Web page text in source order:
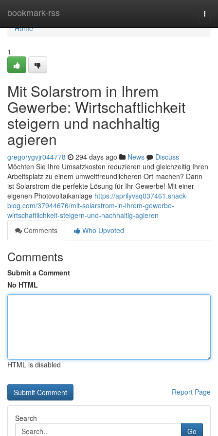
bookmark-rss
Home
Home
1
Mit Solarstrom in Ihrem
Gewerbe: Wirtschaftlichkeit
steigern und nachhaltig
agieren
gregorygvjr044778 294 days ago News
Discuss
Möchten Sie Ihre Umsatzkosten reduzieren und gleichzeitig Ihren
Arbeitsplatz zu einem umweltfreundlicheren Ort machen? Dann
ist Solarstrom die perfekte Lösung für Ihr Gewerbe! Mit einer
eigenen Photovoltaikanlage https://aprilyvsq037461.snack-
blog.com/37944676/mit-solarstrom-in-ihrem-gewerbe-
wirtschaftlichkeit-steigern-und-nachhaltig-agieren
Comments
Who Upvoted
Comments
Submit a Comment
No HTML
HTML is disabled
Report Page
Search
Go